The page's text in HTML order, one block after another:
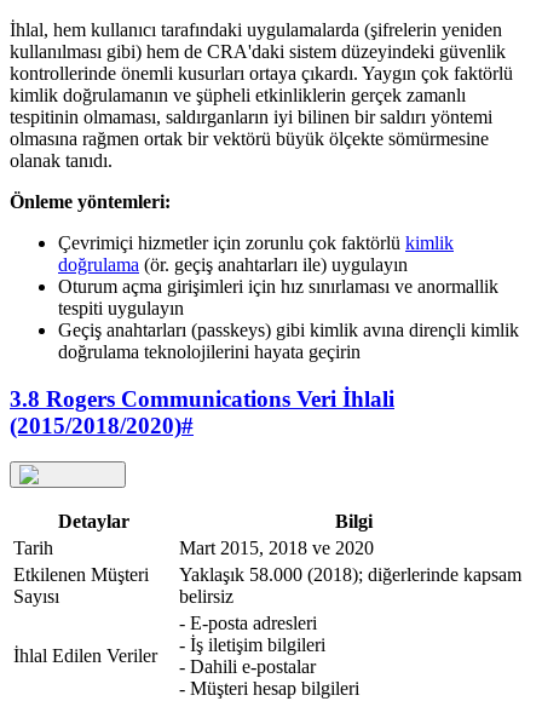
İhlal, hem kullanıcı tarafındaki uygulamalarda (şifrelerin yeniden
kullanılması gibi) hem de CRA'daki sistem düzeyindeki güvenlik
kontrollerinde önemli kusurları ortaya çıkardı. Yaygın çok faktörlü
kimlik doğrulamanın ve şüpheli etkinliklerin gerçek zamanlı
tespitinin olmaması, saldırganların iyi bilinen bir saldırı yöntemi
olmasına rağmen ortak bir vektörü büyük ölçekte sömürmesine
olanak tanıdı.
Önleme yöntemleri:
Çevrimiçi hizmetler için zorunlu çok faktörlü kimlik
doğrulama (ör. geçiş anahtarları ile) uygulayın
Oturum açma girişimleri için hız sınırlaması ve anormallik
tespiti uygulayın
Geçiş anahtarları (passkeys) gibi kimlik avına dirençli kimlik
doğrulama teknolojilerini hayata geçirin
3.8 Rogers Communications Veri İhlali
(2015/2018/2020)#
Detaylar
Bilgi
Tarih
Mart 2015, 2018 ve 2020
Etkilenen Müşteri
Sayısı
Yaklaşık 58.000 (2018); diğerlerinde kapsam
belirsiz
İhlal Edilen Veriler
- E-posta adresleri
- İş iletişim bilgileri
- Dahili e-postalar
- Müşteri hesap bilgileri